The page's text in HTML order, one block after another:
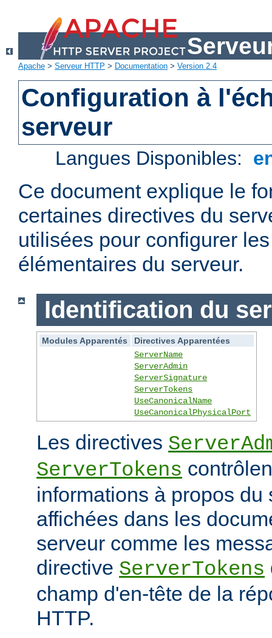
Apache > Serveur HTTP > Documentation > Version 2.4
Configuration à
serveur
Langues Disponibles:
Ce document explique le
certaines directives du
utilisées pour configurer
élémentaires du serveur.
Identification du
Modules Apparentés
Directives Apparentées
ServerName
ServerAdmin
ServerSignature
ServerTokens
UseCanonicalName
UseCanonicalPhysicalPort
Les directives
ServerTokens
informations à propos du
affichées dans les
serveur comme les
directive ServerTokens
champ d'en-tête de la
HTTP.